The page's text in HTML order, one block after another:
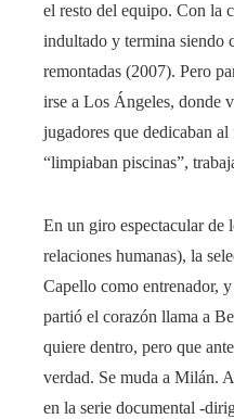
el resto del equipo. Con la
indultado y termina siendo
remontadas (2007). Pero
irse a Los Ángeles, donde
jugadores que dedicaban
“limpiaban piscinas”,
En un giro espectacular de
relaciones humanas), la
Capello como entrenador,
partió el corazón llama a
quiere dentro, pero que
verdad. Se muda a Milán.
en la serie documental -